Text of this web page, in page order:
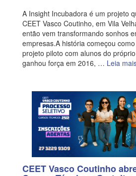
A Insight Incubadora é um projeto
CEET Vasco Coutinho, em Vila
então vem transformando sonhos
empresas.A história começou
projeto piloto com alunos do
ganhou força em 2016, … Leia
CEET Vasco Coutinho